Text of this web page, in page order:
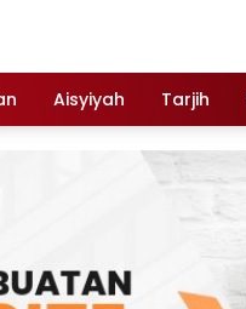
Aisyiyah Tarjih